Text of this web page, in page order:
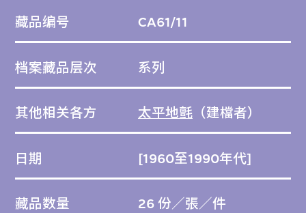
藏品编号 CA61/11
档案藏品层次 系列
其他相关各方 太平地氈（建檔者）
日期 [1960至1990年代]
藏品数量 26 份／張／件